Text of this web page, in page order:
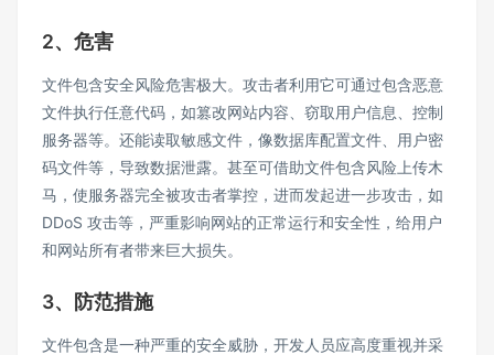
2、危害
文件包含安全风险危害极大。攻击者利用它可通过包含恶意
文件执行任意代码，如篡改网站内容、窃取用户信息、控制
服务器等。还能读取敏感文件，像数据库配置文件、用户密
码文件等，导致数据泄露。甚至可借助文件包含风险上传木
马，使服务器完全被攻击者掌控，进而发起进一步攻击，如
DDoS 攻击等，严重影响网站的正常运行和安全性，给用户
和网站所有者带来巨大损失。
3、防范措施
文件包含是一种严重的安全威胁，开发人员应高度重视并采